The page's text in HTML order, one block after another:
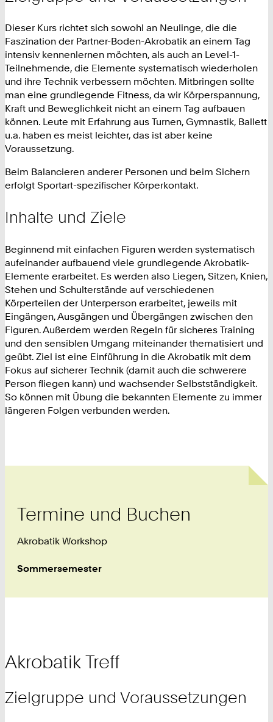
Dieser Kurs richtet sich sowohl an Neulinge, die die
Faszination der Partner-Boden-Akrobatik an einem Tag
intensiv kennenlernen möchten, als auch an Level-1-
Teilnehmende, die Elemente systematisch wiederholen
und ihre Technik verbessern möchten. Mitbringen sollte
man eine grundlegende Fitness, da wir Körperspannung,
Kraft und Beweglichkeit nicht an einem Tag aufbauen
können. Leute mit Erfahrung aus Turnen, Gymnastik, Ballett
u.a. haben es meist leichter, das ist aber keine
Voraussetzung.
Beim Balancieren anderer Personen und beim Sichern
erfolgt Sportart-spezifischer Körperkontakt.
Inhalte und Ziele
Beginnend mit einfachen Figuren werden systematisch
aufeinander aufbauend viele grundlegende Akrobatik-
Elemente erarbeitet. Es werden also Liegen, Sitzen, Knien,
Stehen und Schulterstände auf verschiedenen
Körperteilen der Unterperson erarbeitet, jeweils mit
Eingängen, Ausgängen und Übergängen zwischen den
Figuren. Außerdem werden Regeln für sicheres Training
und den sensiblen Umgang miteinander thematisiert und
geübt. Ziel ist eine Einführung in die Akrobatik mit dem
Fokus auf sicherer Technik (damit auch die schwerere
Person fliegen kann) und wachsender Selbstständigkeit.
So können mit Übung die bekannten Elemente zu immer
längeren Folgen verbunden werden.
Termine und Buchen
Akrobatik Workshop
Sommersemester
Akrobatik Treff
Zielgruppe und Voraussetzungen